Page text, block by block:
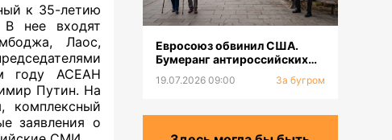
к 35-летию
В нее входят
Лаос,
году АСЕАН
Путин. На
комплексный
заявления о
Евросоюз обвинил США.
Бумеранг антироссийских
сокращаться
19.07.2026 09:00 За бугром